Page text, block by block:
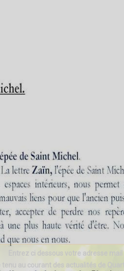
Entrez ci dessous votre adresse mail
tenu au courant des actualités de